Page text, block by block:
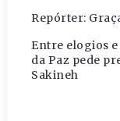
Repórter:
Entre elogios
da Paz pede
Sakineh